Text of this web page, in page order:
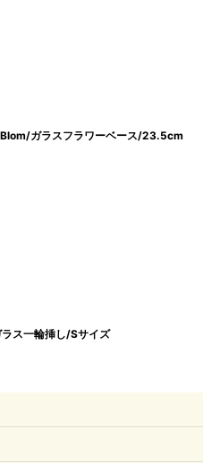
ガラスフラワーベース/23.5cm
ス一輪挿し/Sサイズ